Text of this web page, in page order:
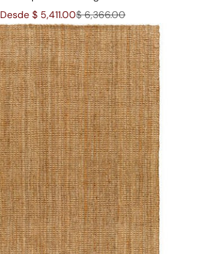
Precio de oferta
Desde $ 5,411.00Precio normal
$ 6,366.00